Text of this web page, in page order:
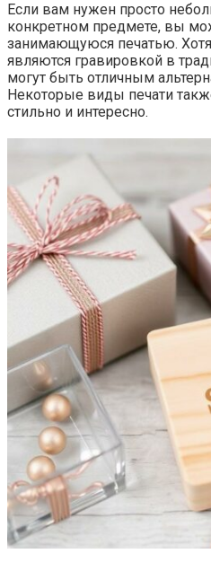
Если вам нужен просто
конкретном предмете, вы
занимающуюся печатью.
являются гравировкой в
могут быть отличным
Некоторые виды печати
стильно и интересно.